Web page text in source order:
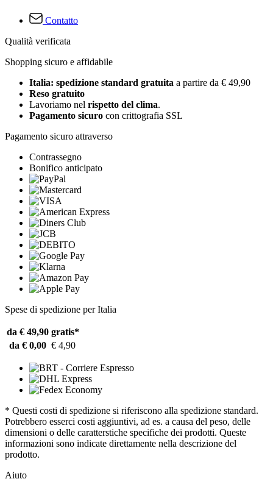
Contatto
Qualità verificata
Shopping sicuro e affidabile
Italia: spedizione standard gratuita a partire da € 49,90
Reso gratuito
Lavoriamo nel rispetto del clima.
Pagamento sicuro con crittografia SSL
Pagamento sicuro attraverso
Contrassegno
Bonifico anticipato
Spese di spedizione per Italia
da € 49,90 gratis*
da € 0,00 € 4,90
* Questi costi di spedizione si riferiscono alla spedizione standard.
Potrebbero esserci costi aggiuntivi, ad es. a causa del peso, delle
dimensioni o delle caratterstiche specifiche dei prodotti. Queste
informazioni sono indicate direttamente nella descrizione del
prodotto.
Aiuto